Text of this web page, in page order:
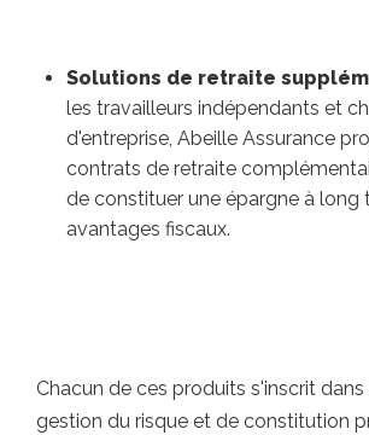
Solutions de retraite
les travailleurs indépendants et
d'entreprise, Abeille Assurance
contrats de retraite
de constituer une épargne à long
avantages fiscaux.
Chacun de ces produits s'inscrit
gestion du risque et de constitution